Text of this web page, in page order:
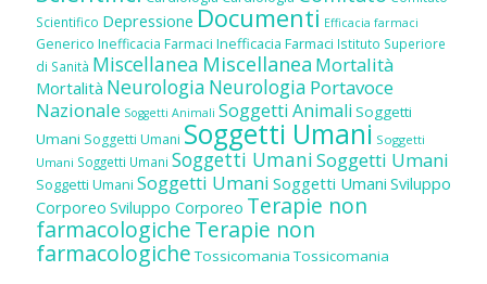
Scientifico Depressione Documenti Efficacia farmaci
Generico Inefficacia Farmaci Inefficacia Farmaci Istituto Superiore
di Sanità Miscellanea Miscellanea Mortalità
Mortalità Neurologia Neurologia Portavoce
Nazionale Soggetti Animali Soggetti Animali Soggetti
Umani Soggetti Umani Soggetti Umani Soggetti
Umani Soggetti Umani Soggetti UmaniSoggetti Umani
Soggetti Umani Soggetti Umani Soggetti Umani Sviluppo
Corporeo Sviluppo Corporeo Terapie non
farmacologicheTerapie non
farmacologiche Tossicomania Tossicomania